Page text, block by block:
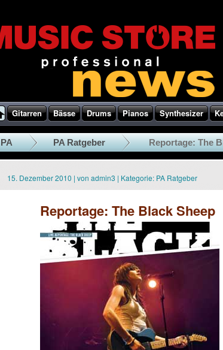
Gitarren Bässe Drums Pianos Synthesizer
PA PA Ratgeber Reportage: The
15. Dezember 2010 | von admin3 | Kategorie: PA Ratgeber
Reportage: The Black Sheep